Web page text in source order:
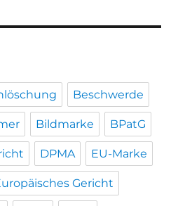
Beschwerde
Bildmarke BPatG
DPMA EU-Marke
Gericht